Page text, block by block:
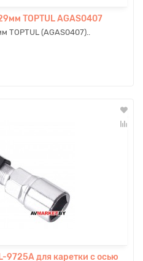
TOPTUL AGAS0407
TOPTUL (AGAS0407)..
9725A для каретки с осью